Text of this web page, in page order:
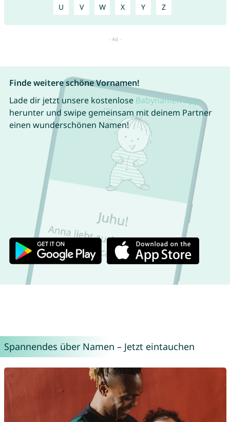
U V W X Y Z
Finde weitere schöne Vornamen!
Lade dir jetzt unsere kostenlose Babynamen App
herunter und swipe gemeinsam mit deinem Partner
einen wunderschönen Namen!
Spannendes über Namen – Jetzt eintauchen